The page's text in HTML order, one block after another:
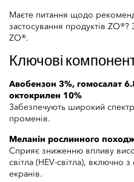
Маєте питання щодо
застосування продуктів ZO®?
ZO®.
Ключові
Авобензон 3%, гомосалат
октокрилен 10%
Забезпечують широкий спектр
променів.
Меланін рослинного
Сприяє зниженню впливу
світла (HEV-світла), включно
екранів.